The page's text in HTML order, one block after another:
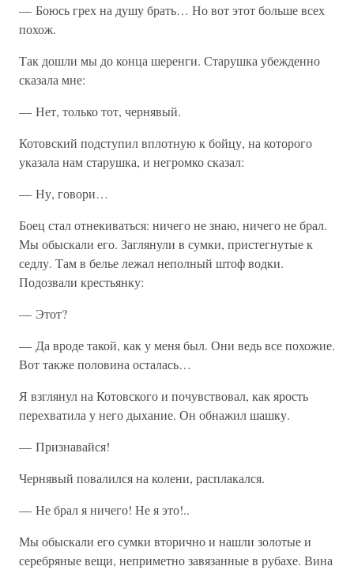
— Боюсь грех на душу брать… Но вот этот больше всех
похож.
Так дошли мы до конца шеренги. Старушка убежденно
сказала мне:
— Нет, только тот, чернявый.
Котовский подступил вплотную к бойцу, на которого
указала нам старушка, и негромко сказал:
— Ну, говори…
Боец стал отнекиваться: ничего не знаю, ничего не брал.
Мы обыскали его. Заглянули в сумки, пристегнутые к
седлу. Там в белье лежал неполный штоф водки.
Подозвали крестьянку:
— Этот?
— Да вроде такой, как у меня был. Они ведь все похожие.
Вот также половина осталась…
Я взглянул на Котовского и почувствовал, как ярость
перехватила у него дыхание. Он обнажил шашку.
— Признавайся!
Чернявый повалился на колени, расплакался.
— Не брал я ничего! Не я это!..
Мы обыскали его сумки вторично и нашли золотые и
серебряные вещи, неприметно завязанные в рубахе. Вина